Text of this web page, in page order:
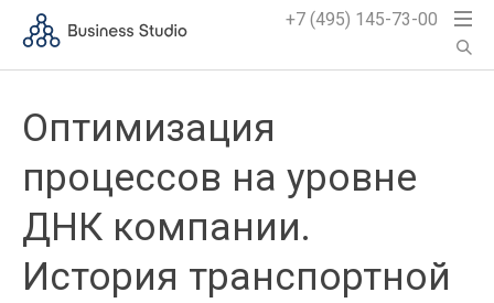
+7 (495) 145-73-00
Оптимизация
процессов на уровне
ДНК компании.
История транспортной